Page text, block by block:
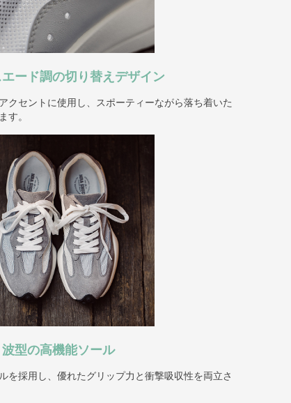
ード調の切り替えデザイン
クセントに使用し、スポーティーながら落ち着いた
す。
波型の高機能ソール
を採用し、優れたグリップ力と衝撃吸収性を両立さ